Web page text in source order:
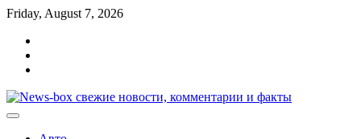
Перейти
содержимому
Friday, August 7, 2026